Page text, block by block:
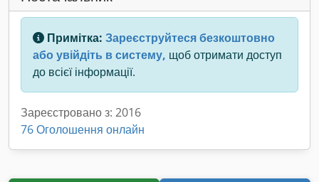
Примітка: Зареєструйтеся безкоштовно
або увійдіть в систему, щоб отримати доступ
до всієї інформації.
Зареєстровано з: 2016
76 Оголошення онлайн